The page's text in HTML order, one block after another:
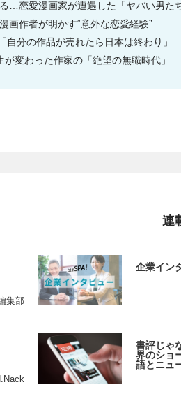
…恋愛漫画家が遭遇した「ヤバい男たち
画作者が明かす“意外な恋愛経験”
分の作品が売れたら日本は終わり」
変わった作家の「絶望の無職時代」
連
集部
企業イン
書評じゃ
界のショ
語とニュ